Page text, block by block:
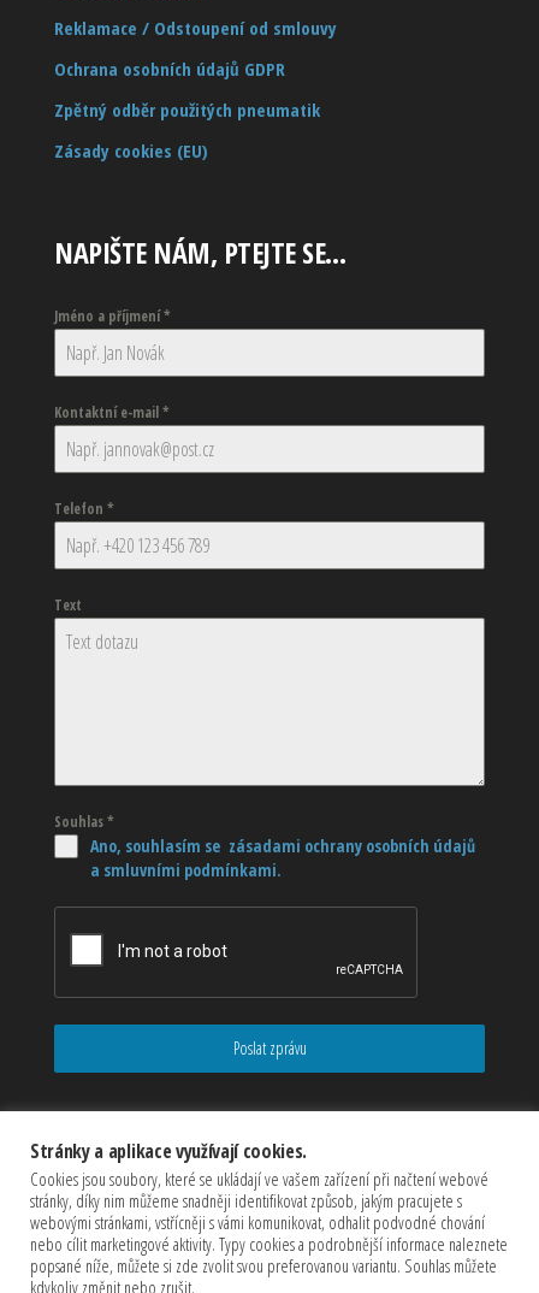
Reklamace / Odstoupení od smlouvy
Ochrana osobních údajů GDPR
Zpětný odběr použitých pneumatik
Zásady cookies (EU)
NAPIŠTE NÁM, PTEJTE SE…
Jméno a příjmení*
Kontaktní e-mail*
Telefon *
Text
Souhlas*
Ano, souhlasím se zásadami ochrany osobních údajů
a smluvními podmínkami.
Poslat zprávu
Stránky a aplikace využívají cookies.
Cookies jsou soubory, které se ukládají ve vašem zařízení při načtení webové
stránky, díky nim můžeme snadněji identifikovat způsob, jakým pracujete s
webovými stránkami, vstřícněji s vámi komunikovat, odhalit podvodné chování
nebo cílit marketingové aktivity. Typy cookies a podrobnější informace naleznete
popsané níže, můžete si zde zvolit svou preferovanou variantu. Souhlas můžete
kdykoliv změnit nebo zrušit.